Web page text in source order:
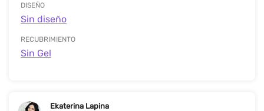
DISEÑO
Sin diseño
RECUBRIMIENTO
Sin Gel
Ekaterina Lapina